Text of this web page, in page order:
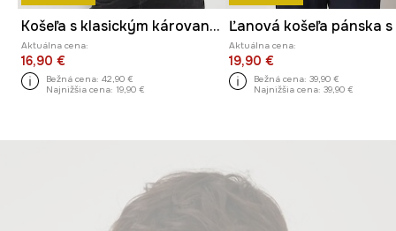
Košeľa s klasickým károvaným golierom
Aktuálna cena:
16,90 €
Bežná cena: 42,90 €
Najnižšia cena: 19,90 €
Aktuálna cena:
19,90 €
Bežná cena: 39,90 €
Najnižšia cena: 39,90 €